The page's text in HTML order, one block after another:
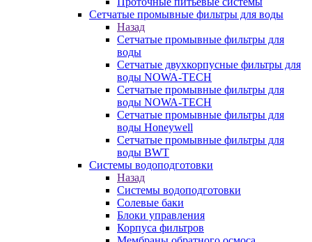
Сетчатые промывные фильтры для воды
Назад
Сетчатые промывные фильтры для
воды
Сетчатые двухкорпусные фильтры для
воды NOWA-TECH
Сетчатые промывные фильтры для
воды NOWA-TECH
Сетчатые промывные фильтры для
воды Honeywell
Сетчатые промывные фильтры для
воды BWT
Системы водоподготовки
Назад
Системы водоподготовки
Солевые баки
Блоки управления
Корпуса фильтров